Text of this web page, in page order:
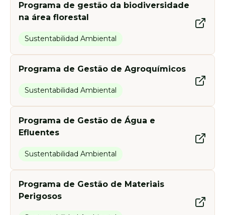
Programa de gestão da biodiversidade
na área florestal
Sustentabilidad Ambiental
Programa de Gestão de Agroquímicos
Sustentabilidad Ambiental
Programa de Gestão de Água e
Efluentes
Sustentabilidad Ambiental
Programa de Gestão de Materiais
Perigosos